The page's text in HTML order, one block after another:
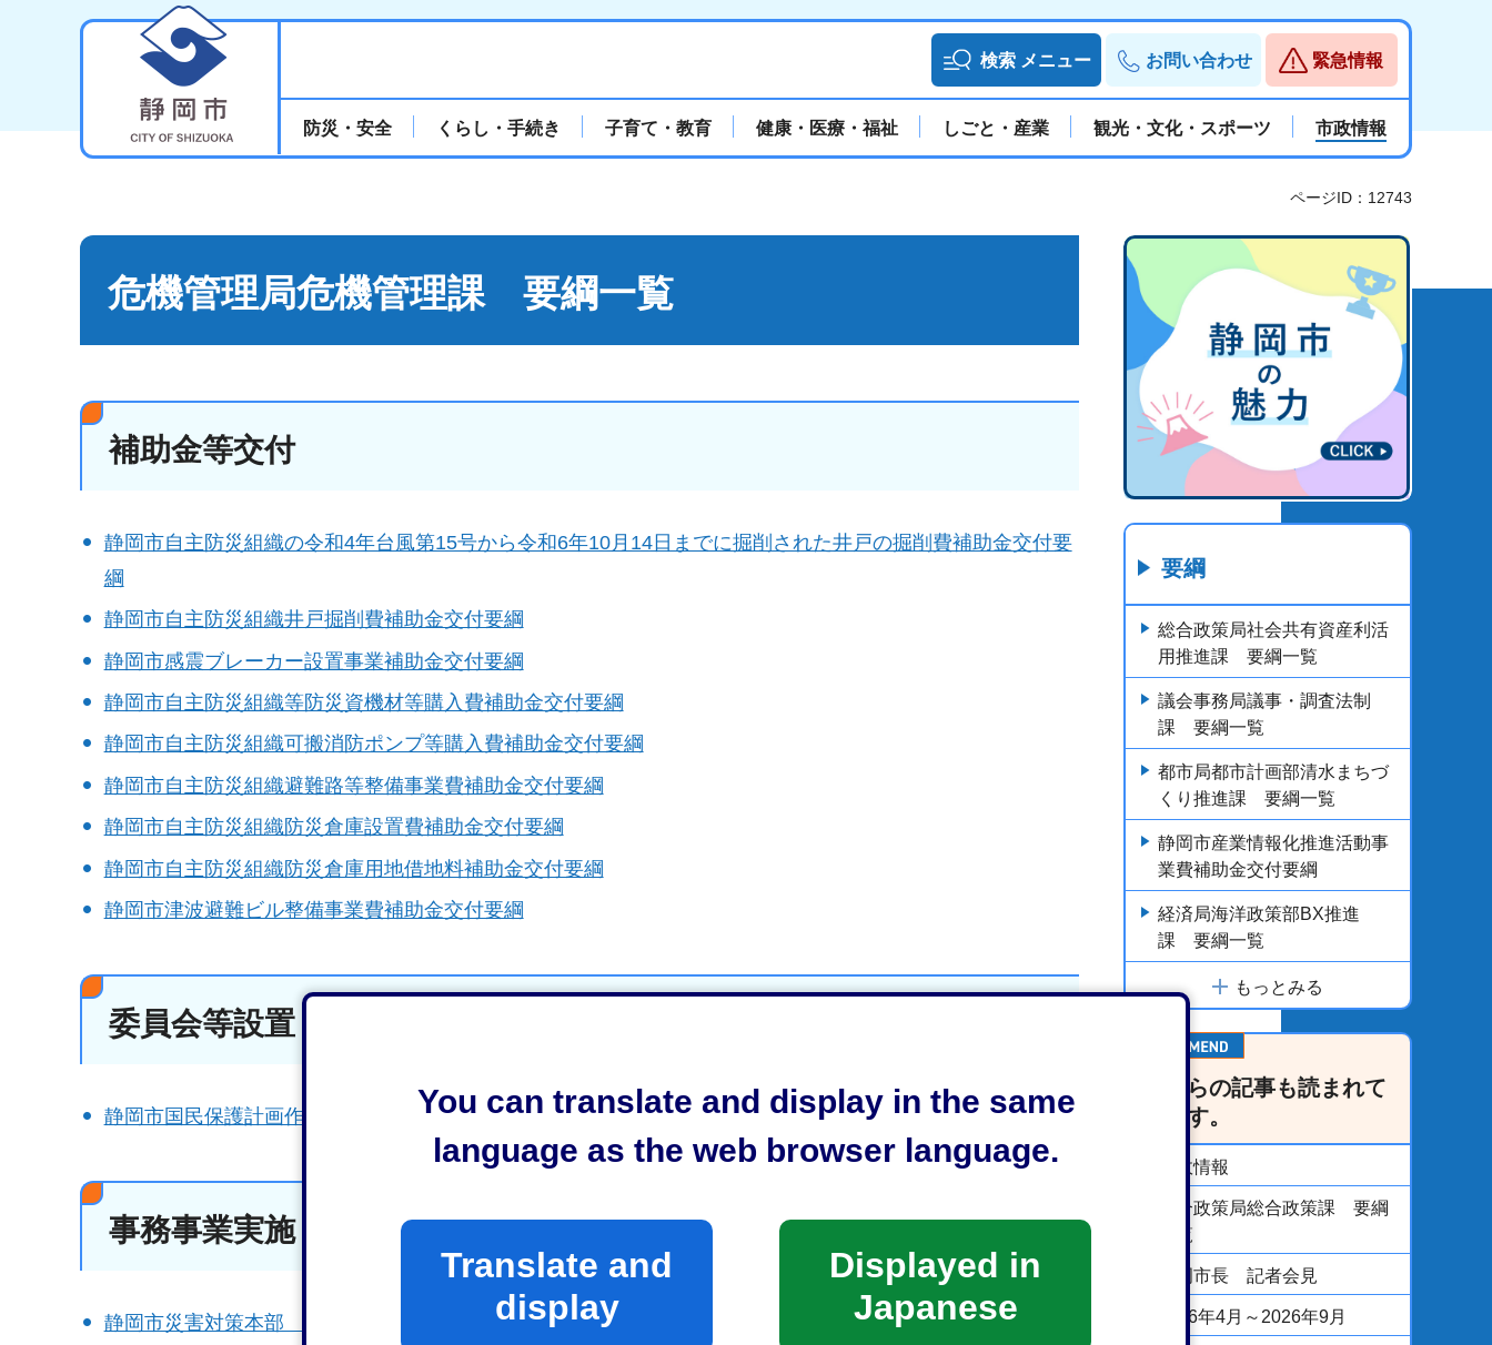
You can translate and display in the same
language as the web browser language.
Translate and
display
Displayed in
Japanese
検索 メニュー お問い合わせ 緊急情報
防災・安全 くらし・手続き 子育て・教育 健康・医療・福祉 しごと・産業 観光・文化・スポーツ 市政情報
ページID：12743
危機管理局危機管理課 要綱一覧
補助金等交付
静岡市自主防災組織の令和4年台風第15号から令和6年10月14日までに掘削された井戸の掘削費補助金交付要
綱
静岡市自主防災組織井戸掘削費補助金交付要綱
静岡市感震ブレーカー設置事業補助金交付要綱
静岡市自主防災組織等防災資機材等購入費補助金交付要綱
静岡市自主防災組織可搬消防ポンプ等購入費補助金交付要綱
静岡市自主防災組織避難路等整備事業費補助金交付要綱
静岡市自主防災組織防災倉庫設置費補助金交付要綱
静岡市自主防災組織防災倉庫用地借地料補助金交付要綱
静岡市津波避難ビル整備事業費補助金交付要綱
委員会等設置
静岡市国民保護計画作成検討会議設置要綱
事務事業実施
静岡市災害対策本部 区本部運営要綱
要綱
総合政策局社会共有資産利活
用推進課 要綱一覧
議会事務局議事・調査法制
課 要綱一覧
都市局都市計画部清水まちづ
くり推進課 要綱一覧
静岡市産業情報化推進活動事
業費補助金交付要綱
経済局海洋政策部BX推進
課 要綱一覧
もっとみる
こちらの記事も読まれて
います。
市政情報
総合政策局総合政策課 要綱
一覧
静岡市長 記者会見
2026年4月～2026年9月